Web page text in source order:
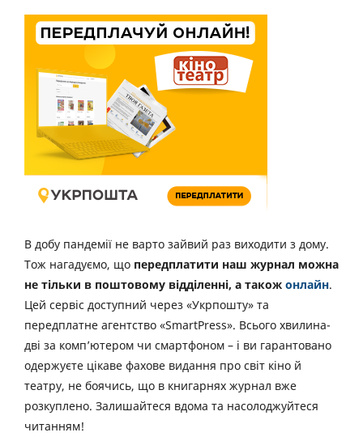
В добу пандемії не варто зайвий раз виходити з дому.
Тож нагадуємо, що передплатити наш журнал можна
не тільки в поштовому відділенні, а також онлайн.
Цей сервіс доступний через «Укрпошту» та
передплатне агентство «SmartPress». Всього хвилина-
дві за комп’ютером чи смартфоном – і ви гарантовано
одержуєте цікаве фахове видання про світ кіно й
театру, не боячись, що в книгарнях журнал вже
розкуплено. Залишайтеся вдома та насолоджуйтеся
читанням!